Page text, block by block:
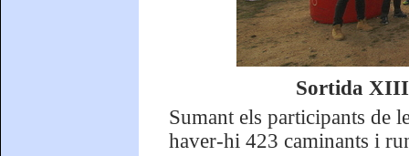
Sortida XIII
Sumant els participants de
haver-hi 423 caminants i